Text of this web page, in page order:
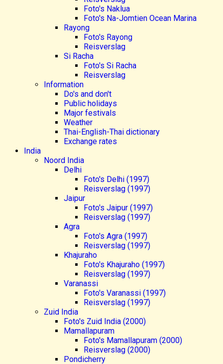
Foto's Naklua
Foto's Na-Jomtien Ocean Marina
Rayong
Foto's Rayong
Reisverslag
Si Racha
Foto's Si Racha
Reisverslag
Information
Do's and don't
Public holidays
Major festivals
Weather
Thai-English-Thai dictionary
Exchange rates
India
Noord India
Delhi
Foto's Delhi (1997)
Reisverslag (1997)
Jaipur
Foto's Jaipur (1997)
Reisverslag (1997)
Agra
Foto's Agra (1997)
Reisverslag (1997)
Khajuraho
Foto's Khajuraho (1997)
Reisverslag (1997)
Varanassi
Foto's Varanassi (1997)
Reisverslag (1997)
Zuid India
Foto's Zuid India (2000)
Mamallapuram
Foto's Mamallapuram (2000)
Reisverslag (2000)
Pondicherry